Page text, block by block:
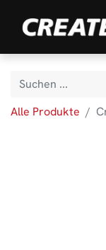
Alle Produkte